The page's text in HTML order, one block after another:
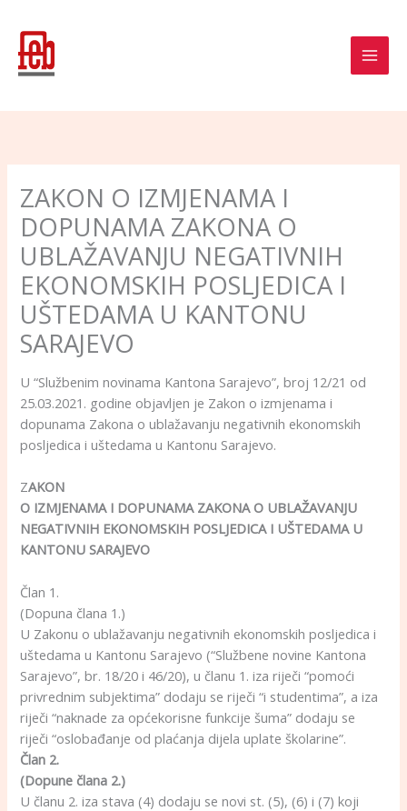
content
ZAKON O IZMJENAMA I
DOPUNAMA ZAKONA O
UBLAŽAVANJU NEGATIVNIH
EKONOMSKIH POSLJEDICA I
UŠTEDAMA U KANTONU
SARAJEVO
U “Službenim novinama Kantona Sarajevo”, broj 12/21 od
25.03.2021. godine objavljen je Zakon o izmjenama i
dopunama Zakona o ublažavanju negativnih ekonomskih
posljedica i uštedama u Kantonu Sarajevo.
ZAKON
O IZMJENAMA I DOPUNAMA ZAKONA O UBLAŽAVANJU
NEGATIVNIH EKONOMSKIH POSLJEDICA I UŠTEDAMA U
KANTONU SARAJEVO
Član 1.
(Dopuna člana 1.)
U Zakonu o ublažavanju negativnih ekonomskih posljedica i
uštedama u Kantonu Sarajevo (“Službene novine Kantona
Sarajevo”, br. 18/20 i 46/20), u članu 1. iza riječi “pomoći
privrednim subjektima” dodaju se riječi “i studentima”, a iza
riječi “naknade za općekorisne funkcije šuma” dodaju se
riječi “oslobađanje od plaćanja dijela uplate školarine”.
Član 2.
(Dopune člana 2.)
U članu 2. iza stava (4) dodaju se novi st. (5), (6) i (7) koji